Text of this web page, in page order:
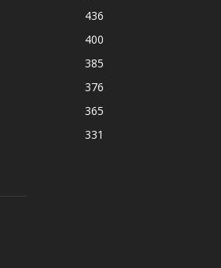
436
400
385
376
365
331